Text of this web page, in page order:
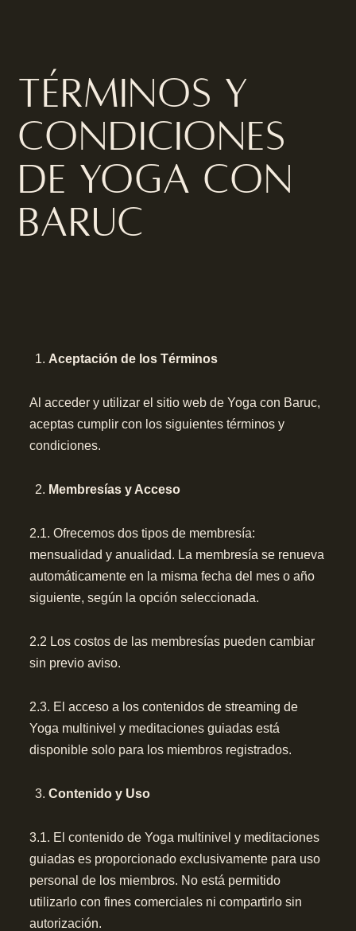
Términos y
condiciones
de Yoga con
Baruc
Aceptación de los Términos
Al acceder y utilizar el sitio web de Yoga con Baruc,
aceptas cumplir con los siguientes términos y
condiciones.
Membresías y Acceso
2.1. Ofrecemos dos tipos de membresía:
mensualidad y anualidad. La membresía se renueva
automáticamente en la misma fecha del mes o año
siguiente, según la opción seleccionada.
2.2 Los costos de las membresías pueden cambiar
sin previo aviso.
2.3. El acceso a los contenidos de streaming de
Yoga multinivel y meditaciones guiadas está
disponible solo para los miembros registrados.
Contenido y Uso
3.1. El contenido de Yoga multinivel y meditaciones
guiadas es proporcionado exclusivamente para uso
personal de los miembros. No está permitido
utilizarlo con fines comerciales ni compartirlo sin
autorización.